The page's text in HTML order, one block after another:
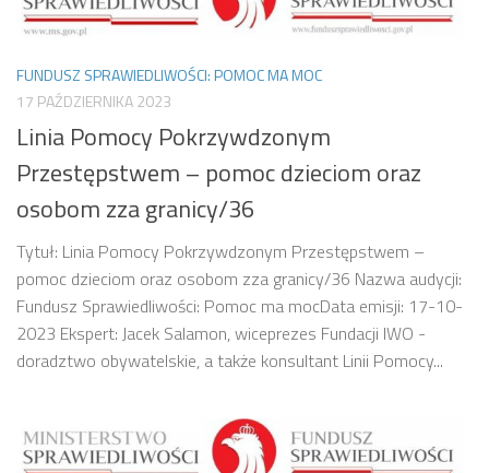
FUNDUSZ SPRAWIEDLIWOŚCI: POMOC MA MOC
17 PAŹDZIERNIKA 2023
Linia Pomocy Pokrzywdzonym
Przestępstwem – pomoc dzieciom oraz
osobom zza granicy/36
Tytuł: Linia Pomocy Pokrzywdzonym Przestępstwem –
pomoc dzieciom oraz osobom zza granicy/36 Nazwa audycji:
Fundusz Sprawiedliwości: Pomoc ma mocData emisji: 17-10-
2023 Ekspert: Jacek Salamon, wiceprezes Fundacji IWO -
doradztwo obywatelskie, a także konsultant Linii Pomocy...